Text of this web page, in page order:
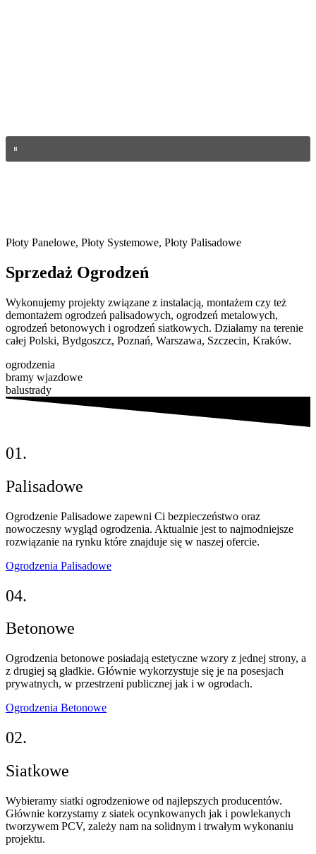
Płoty Panelowe, Płoty Systemowe, Płoty Palisadowe
Sprzedaż Ogrodzeń
Wykonujemy projekty związane z instalacją, montażem czy też
demontażem ogrodzeń palisadowych, ogrodzeń metalowych,
ogrodzeń betonowych i ogrodzeń siatkowych. Działamy na terenie
całej Polski, Bydgoszcz, Poznań, Warszawa, Szczecin, Kraków.
ogrodzenia
bramy wjazdowe
balustrady
01.
Palisadowe
Ogrodzenie Palisadowe zapewni Ci bezpieczeństwo oraz
nowoczesny wygląd ogrodzenia. Aktualnie jest to najmodniejsze
rozwiązanie na rynku które znajduje się w naszej ofercie.
Ogrodzenia Palisadowe
04.
Betonowe
Ogrodzenia betonowe posiadają estetyczne wzory z jednej strony, a
z drugiej są gładkie. Głównie wykorzystuje się je na posesjach
prywatnych, w przestrzeni publicznej jak i w ogrodach.
Ogrodzenia Betonowe
02.
Siatkowe
Wybieramy siatki ogrodzeniowe od najlepszych producentów.
Głównie korzystamy z siatek ocynkowanych jak i powlekanych
tworzywem PCV, zależy nam na solidnym i trwałym wykonaniu
projektu.